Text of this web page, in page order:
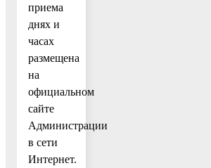
приема
днях и
часах
размещена
на
официальном
сайте
Администрации
в сети
Интернет.